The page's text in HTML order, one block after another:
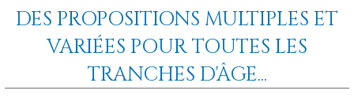
DES PROPOSITIONS MULTIPLES ET
VARIÉES POUR TOUTES LES
TRANCHES D'ÂGE...